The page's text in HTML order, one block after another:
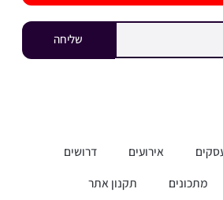
שליחה
אירועים
דרושים
מתכונים תקנון אתר